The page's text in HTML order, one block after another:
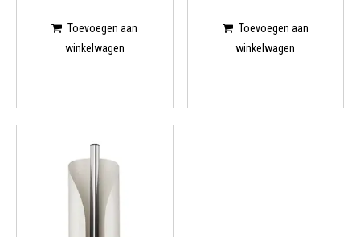
Toevoegen aan
winkelwagen
Toevoegen aan
winkelwagen